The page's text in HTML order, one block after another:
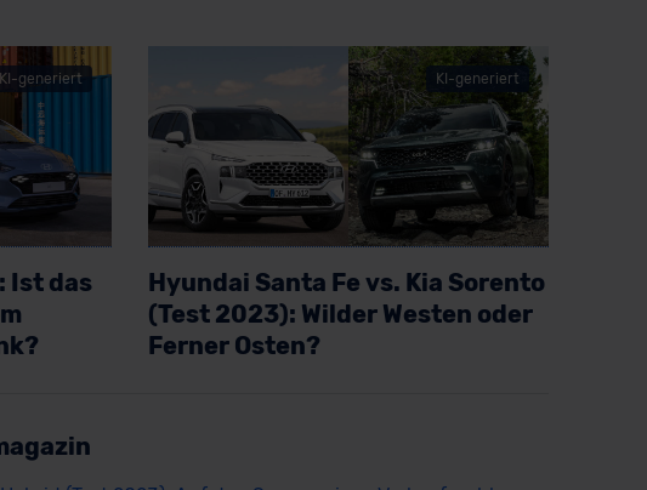
KI-generiert
Ist das
KI-generiert
Hyundai Santa Fe vs. Kia Sorento
(Test 2023): Wilder Westen oder
Ferner Osten?